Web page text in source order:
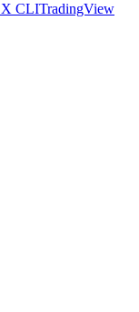
CLITradingView